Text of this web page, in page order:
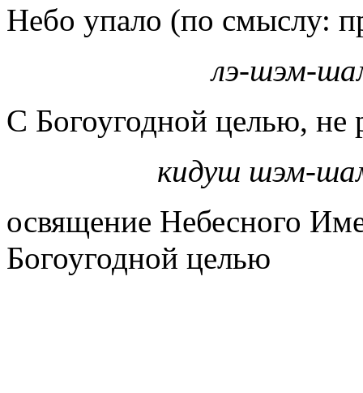
Небо упало (по смыслу:
лэ-шэм-
С Богоугодной целью, не
кидуш шэм-
освящение Небесного
Богоугодной целью